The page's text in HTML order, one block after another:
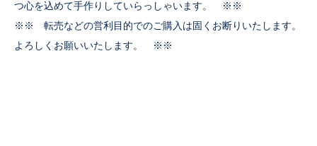
つ心を込めて手作りしていらっしゃいます。 ※※
※※ 転売などの営利目的でのご購入は固くお断りいたします。
よろしくお願いいたします。 ※※